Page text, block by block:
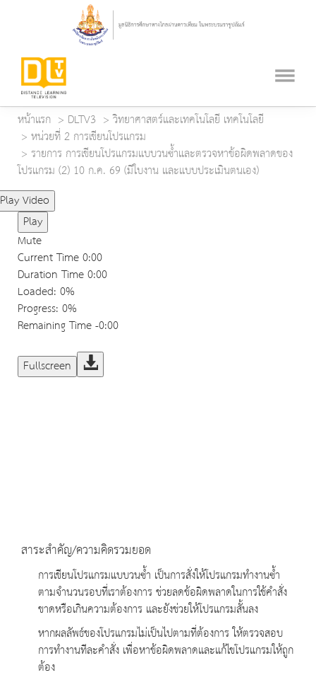
หน้าแรก DLTV3
วิทยาศาสตร์และเทคโนโลยี เทคโนโลยี
หน่วยที่ 2 การเขียนโปรแกรม
รายการ การเขียนโปรแกรมแบบวนซ้ำและตรวจหาข้อผิดพลาดของ
โปรแกรม (2) 10 ก.ค. 69 (มีใบงาน และแบบประเมินตนเอง)
Play Video
Play
Mute
Current Time0:00
Duration Time0:00
Loaded: 0%
Progress: 0%
Remaining Time-0:00
Fullscreen
สาระสำคัญ/ความคิดรวมยอด
การเขียนโปรแกรมแบบวนซ้ำ เป็นการสั่งให้โปรแกรมทำงานซ้ำ
ตามจำนวนรอบที่เราต้องการ ช่วยลดข้อผิดพลาดในการใช้คำสั่ง
ขาดหรือเกินความต้องการ และยังช่วยให้โปรแกรมสั้นลง
หากผลลัพธ์ของโปรแกรมไม่เป็นไปตามที่ต้องการ ให้ตรวจสอบ
การทำงานทีละคำสั่ง เพื่อหาข้อผิดพลาดและแก้ไขโปรแกรมให้ถูก
ต้อง